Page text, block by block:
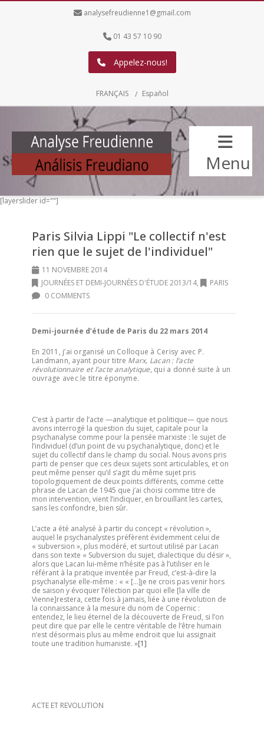
analysefreudienne1@gmail.com
01 43 57 10 90
Appelez-nous!
FRANÇAIS Español
Menu
[layerslider id=""]
Paris Silvia Lippi "Le collectif n'est
rien que le sujet de l'individuel"
11 NOVEMBRE 2014
JOURNÉES ET DEMI-JOURNÉES D'ÉTUDE 2013/14,
PARIS
0 COMMENTS
Demi-journée d’étude de Paris du 22 mars 2014
En 2011, j’ai organisé un Colloque à Cerisy avec P.
Landmann, ayant pour titre Marx, Lacan : l’acte
révolutionnaire et l’acte analytique, qui a donné suite à un
ouvrage avec le titre éponyme.
C’est à partir de l’acte —analytique et politique— que nous
avons interrogé la question du sujet, capitale pour la
psychanalyse comme pour la pensée marxiste : le sujet de
l’individuel (d’un point de vu psychanalytique, donc) et le
sujet du collectif dans le champ du social. Nous avons pris
parti de penser que ces deux sujets sont articulables, et on
peut même penser qu’il s’agit du même sujet pris
topologiquement de deux points différents, comme cette
phrase de Lacan de 1945 que j’ai choisi comme titre de
mon intervention, vient l’indiquer, en brouillant les cartes,
sans les confondre, bien sûr.
L’acte a été analysé à partir du concept « révolution »,
auquel le psychanalystes préfèrent évidemment celui de
« subversion », plus modéré, et surtout utilisé par Lacan
dans son texte « Subversion du sujet, dialectique du désir »,
alors que Lacan lui-même n’hésite pas à l’utiliser en le
référant à la pratique inventée par Freud, c’est-à-dire la
psychanalyse elle-même : « « […]je ne crois pas venir hors
de saison y évoquer l’élection par quoi elle [la ville de
Vienne]restera, cette fois à jamais, liée à une révolution de
la connaissance à la mesure du nom de Copernic :
entendez, le lieu éternel de la découverte de Freud, si l’on
peut dire que par elle le centre véritable de l’être humain
n’est désormais plus au même endroit que lui assignait
toute une tradition humaniste. »[1]
ACTE ET REVOLUTION